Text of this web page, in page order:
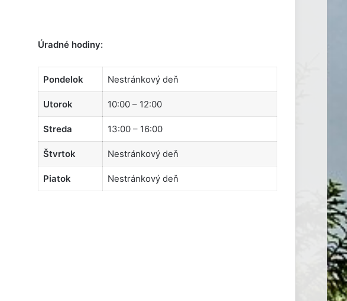
Úradné hodiny:
Pondelok Nestránkový deň
Utorok 10:00 – 12:00
Streda 13:00 – 16:00
Štvrtok Nestránkový deň
Piatok Nestránkový deň